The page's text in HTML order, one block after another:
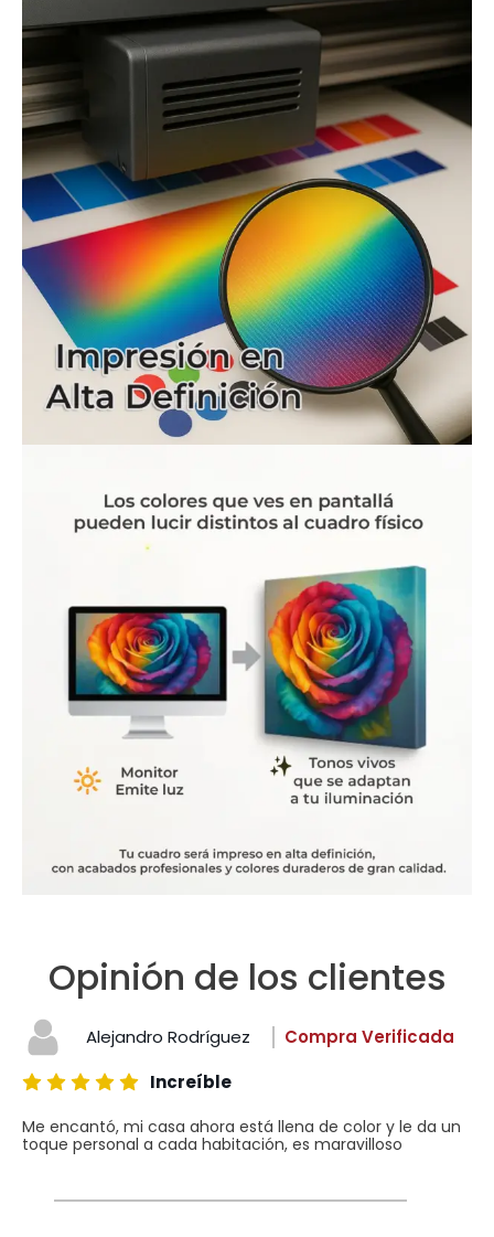
Opinión de los clientes
Alejandro Rodríguez
Compra Verificada
Increíble
Me encantó, mi casa ahora está llena de color y le da un
toque personal a cada habitación, es maravilloso